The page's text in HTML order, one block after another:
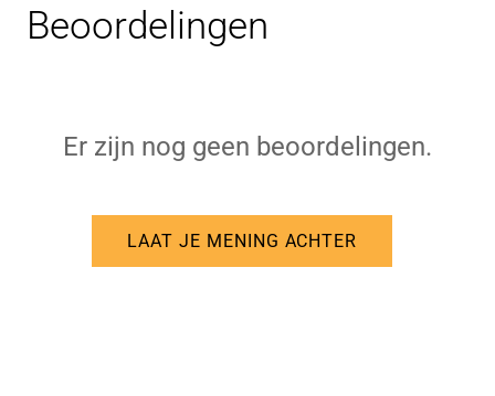
Beoordelingen
Er zijn nog geen beoordelingen.
LAAT JE MENING ACHTER